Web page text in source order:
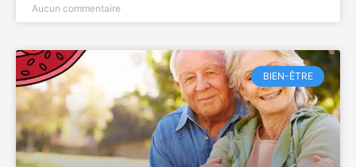
Aucun commentaire
BIEN-ÊTRE